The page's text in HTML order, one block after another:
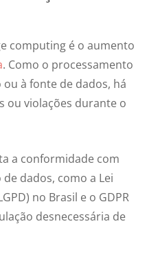
computing é o aumento
. Como o processamento
à fonte de dados, há
ou violações durante o
a conformidade com
dados, como a Lei
no Brasil e o GDPR
desnecessária de